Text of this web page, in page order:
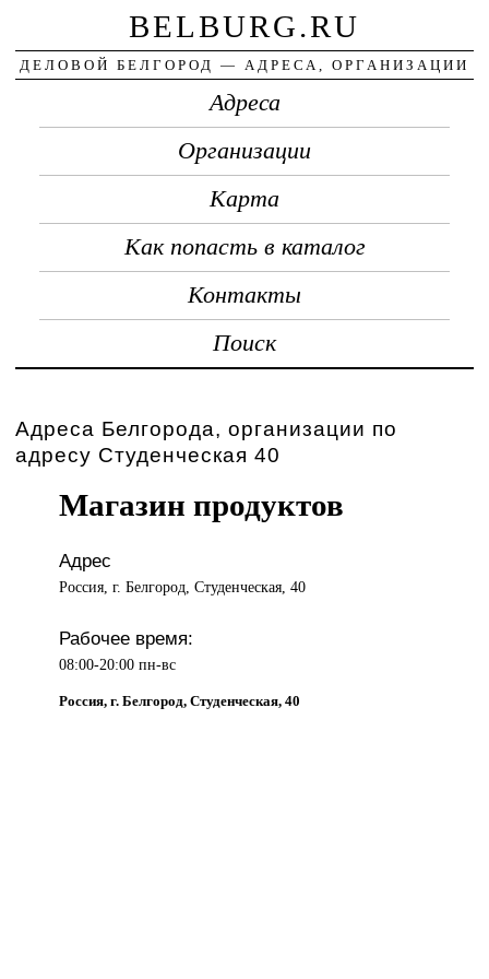
BELBURG.RU
ДЕЛОВОЙ БЕЛГОРОД — АДРЕСА, ОРГАНИЗАЦИИ
Адреса
Организации
Карта
Как попасть в каталог
Контакты
Поиск
Адреса Белгорода, организации по
адресу Студенческая 40
Магазин продуктов
Адрес
Россия, г. Белгород, Студенческая, 40
Рабочее время:
08:00-20:00 пн-вс
Россия, г. Белгород, Студенческая, 40